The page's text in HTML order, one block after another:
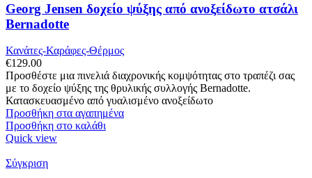
Georg Jensen δοχείο ψύξης από ανοξείδωτο ατσάλι
Bernadotte
Κανάτες-Καράφες-Θέρμος
€129.00
Προσθέστε μια πινελιά διαχρονικής κομψότητας στο τραπέζι σας
με το δοχείο ψύξης της θρυλικής συλλογής Bernadotte.
Κατασκευασμένο από γυαλισμένο ανοξείδωτο
Προσθήκη στα αγαπημένα
Προσθήκη στο καλάθι
Quick view
Σύγκριση